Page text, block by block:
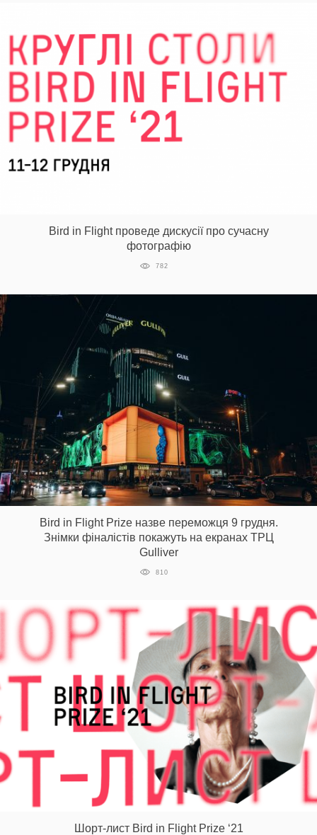
Bird in Flight проведе дискусії про сучасну
фотографію
782
Bird in Flight Prize назве переможця 9 грудня.
Знімки фіналістів покажуть на екранах ТРЦ
Gulliver
810
Шорт-лист Bird in Flight Prize ‘21